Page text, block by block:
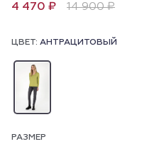
4 470 ₽ 14 900 ₽
ЦВЕТ: АНТРАЦИТОВЫЙ
РАЗМЕР